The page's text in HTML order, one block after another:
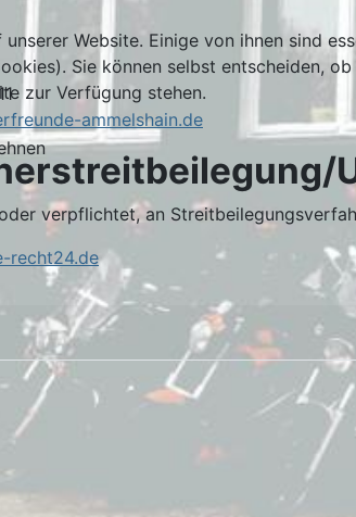
ammelshain.de
verpflichtet, an
recht24.de
Website. Einige von ihnen sind
Sie können selbst entscheiden,
zur Verfügung stehen.